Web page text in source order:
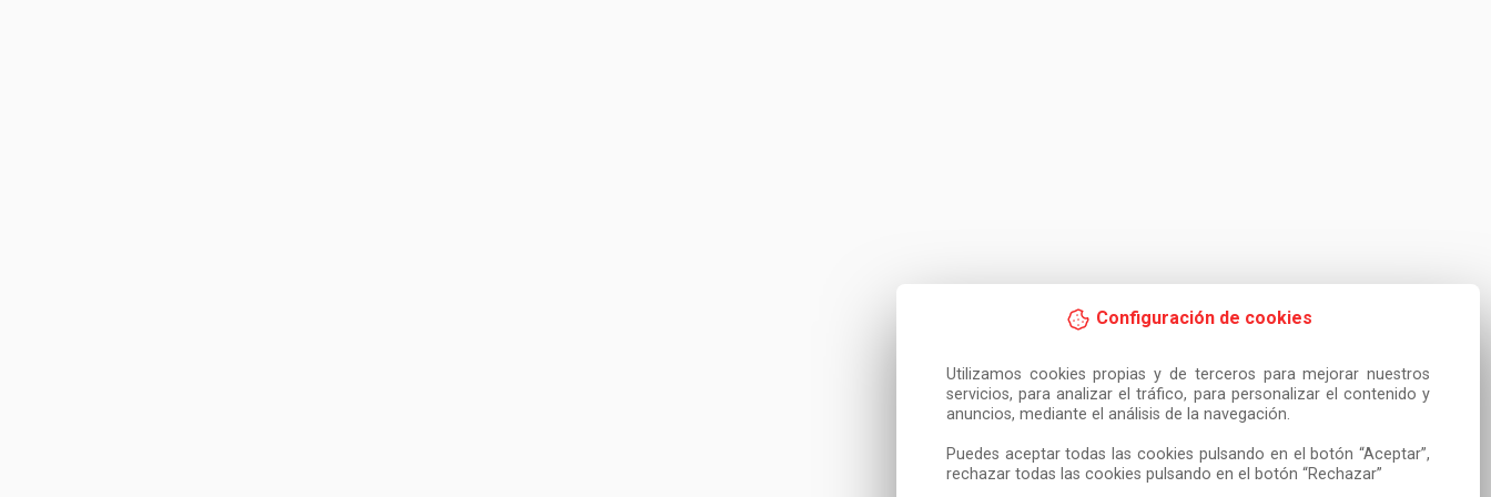
Configuración de cookies
Utilizamos cookies propias y de terceros para mejorar nuestros
servicios, para analizar el tráfico, para personalizar el contenido y
anuncios, mediante el análisis de la navegación.
Puedes aceptar todas las cookies pulsando en el botón “Aceptar”,
rechazar todas las cookies pulsando en el botón “Rechazar”